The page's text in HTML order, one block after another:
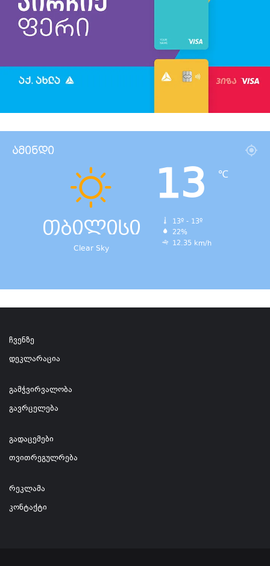
ამინდი
თბილისი
Clear Sky
13 ℃
13º - 13º
22%
12.35 km/h
ჩვენზე
დეკლარაცია
გამჭვირვალობა
გავრცელება
გადაცემები
თვითრეგულრება
რეკლამა
კონტაქტი